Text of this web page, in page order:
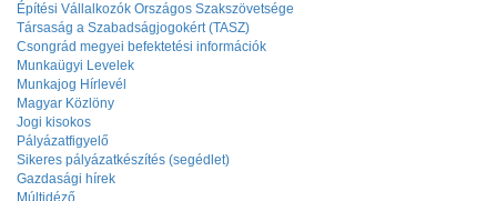
Építési Vállalkozók Országos Szakszövetsége
Társaság a Szabadságjogokért (TASZ)
Csongrád megyei befektetési információk
Munkaügyi Levelek
Munkajog Hírlevél
Magyar Közlöny
Jogi kisokos
Pályázatfigyelő
Sikeres pályázatkészítés (segédlet)
Gazdasági hírek
Múltidéző